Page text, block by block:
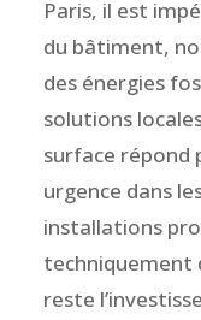
Paris, il est
du bâtiment,
des énergies
solutions
surface
urgence dans
installations
techniquement
reste